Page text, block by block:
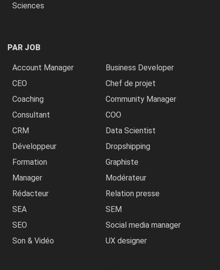
Sciences
PAR JOB
Account Manager
Business Developer
CEO
Chef de projet
Coaching
Community Manager
Consultant
COO
CRM
Data Scientist
Développeur
Dropshipping
Formation
Graphiste
Manager
Modérateur
Rédacteur
Relation presse
SEA
SEM
SEO
Social media manager
Son & Vidéo
UX designer